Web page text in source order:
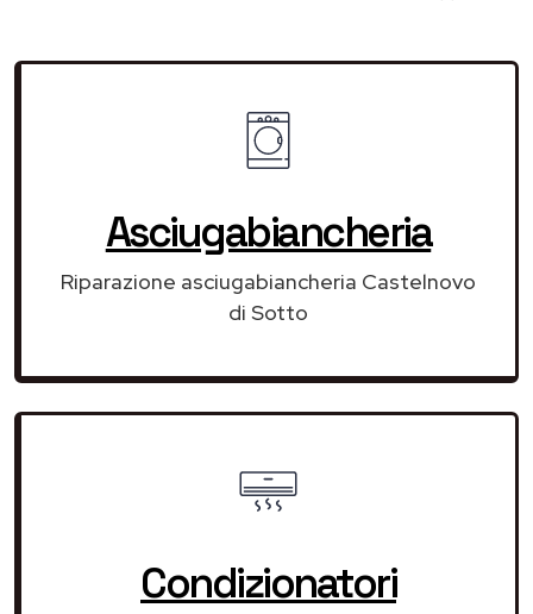
Asciugabiancheria
Riparazione asciugabiancheria Castelnovo
di Sotto
Condizionatori